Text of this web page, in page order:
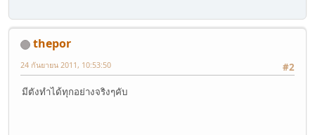
thepor
#2
24 กันยายน 2011, 10:53:50
มีตังทำได้ทุกอย่างจริงๆคับ